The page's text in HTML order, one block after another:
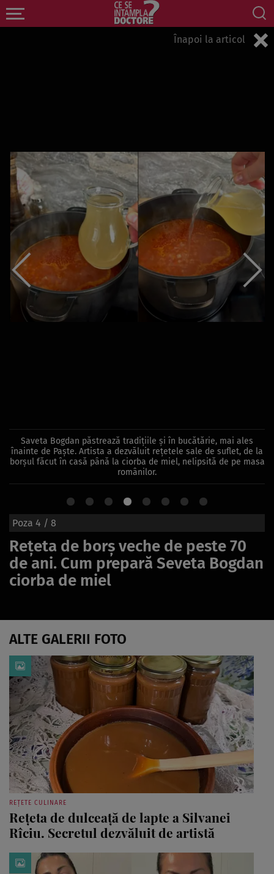
Înapoi la articol
Saveta Bogdan păstrează tradițiile și în bucătărie, mai ales
înainte de Paște. Artista a dezvăluit rețetele sale de suflet, de la
borșul făcut în casă până la ciorba de miel, nelipsită de pe masa
românilor.
Poza 4 / 8
Rețeta de borș veche de peste 70
de ani. Cum prepară Seveta Bogdan
ciorba de miel
ALTE GALERII FOTO
REȚETE CULINARE
Rețeta de dulceață de lapte a Silvanei
Rîciu. Secretul dezvăluit de artistă